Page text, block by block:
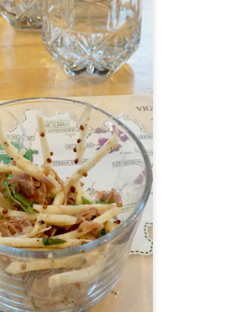
blanc en habits du dimanche...
le goût de manger un poisson blanc, mais
papillote et avec d’autres aromates que
suis tombée sur recette de sauce vierge et je
bien d’y ajouter du pamplemousse pour
Ce plat est tout en simplicité et
lui donne un petit côté sophistiqué.
vous aurez est de vous procurer une
soupe ramen maison...
dont je m’ennuie de mes voyages est ma
au Shoryu Ramen de Londres. Je n’ai qu’à
sociaux pour en avoir l’eau à la bouche.
voyager n’est pas une option, je me suis
défi de reproduire cette délicieuse soupe